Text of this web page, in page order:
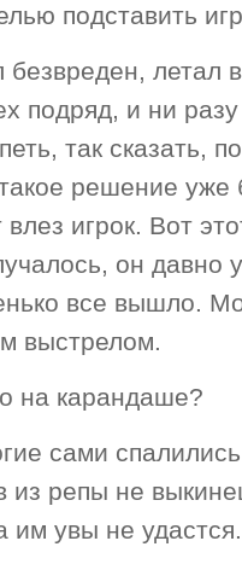
подставить
летал
подряд, и ни
так сказать,
решение уже
игрок. Вот
он давно
все вышло.
выстрелом.
на карандаше?
сами
из репы не
им увы не удастся.